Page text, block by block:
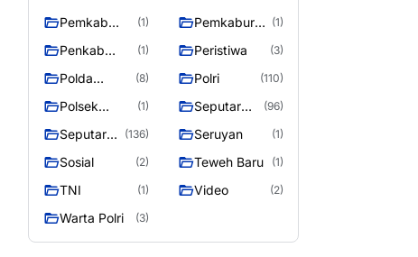
raya
Raya
Raya 4
Pemkab
(1)
Pemkaburun (1)
Penkab
(1) Peristiwa (3)
Polda
(8) Polri (110)
Polsek
Teweh Timur
(1)
Seputar
Murung
Raya
(96)
Seputar
Seasen 2
(136) Seruyan (1)
Sosial (2) Teweh Baru (1)
TNI (1) Video (2)
Warta Polri (3)